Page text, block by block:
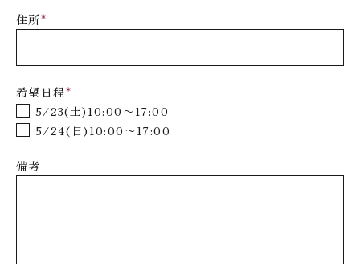
住所*
希望日程*
5/23(土)10:00〜17:00
5/24(日)10:00〜17:00
備考